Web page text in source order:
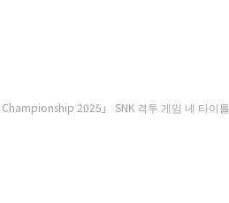
2025」 SNK 격투 게임 네 타이